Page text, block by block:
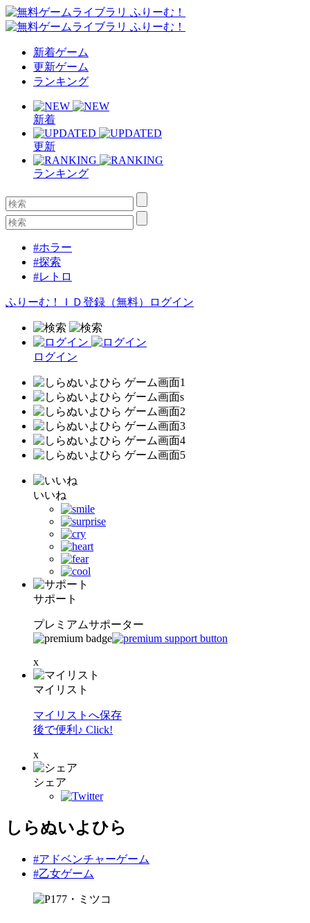
新着ゲーム
更新ゲーム
ランキング
新着
更新
ランキング
#ホラー
#探索
#レトロ
ふりーむ！ＩＤ登録（無料） ログイン
ログイン
いいね
サポート
プレミアムサポーター
x
マイリスト
マイリストへ保存
後で便利♪ Click!
x
シェア
しらぬいよひら
#アドベンチャーゲーム
#乙女ゲーム